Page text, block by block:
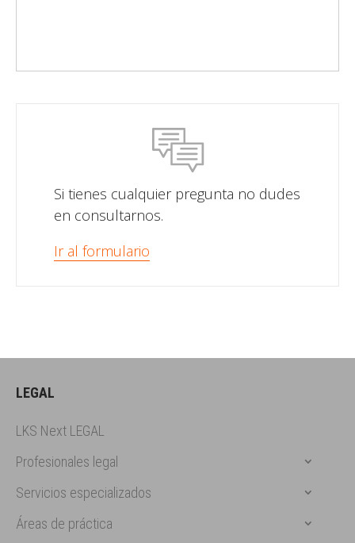
LEGAL
LKS Next LEGAL
Profesionales legal
Servicios especializados
Áreas de práctica
Si tienes cualquier pregunta no dudes
en consultarnos.
Ir al formulario